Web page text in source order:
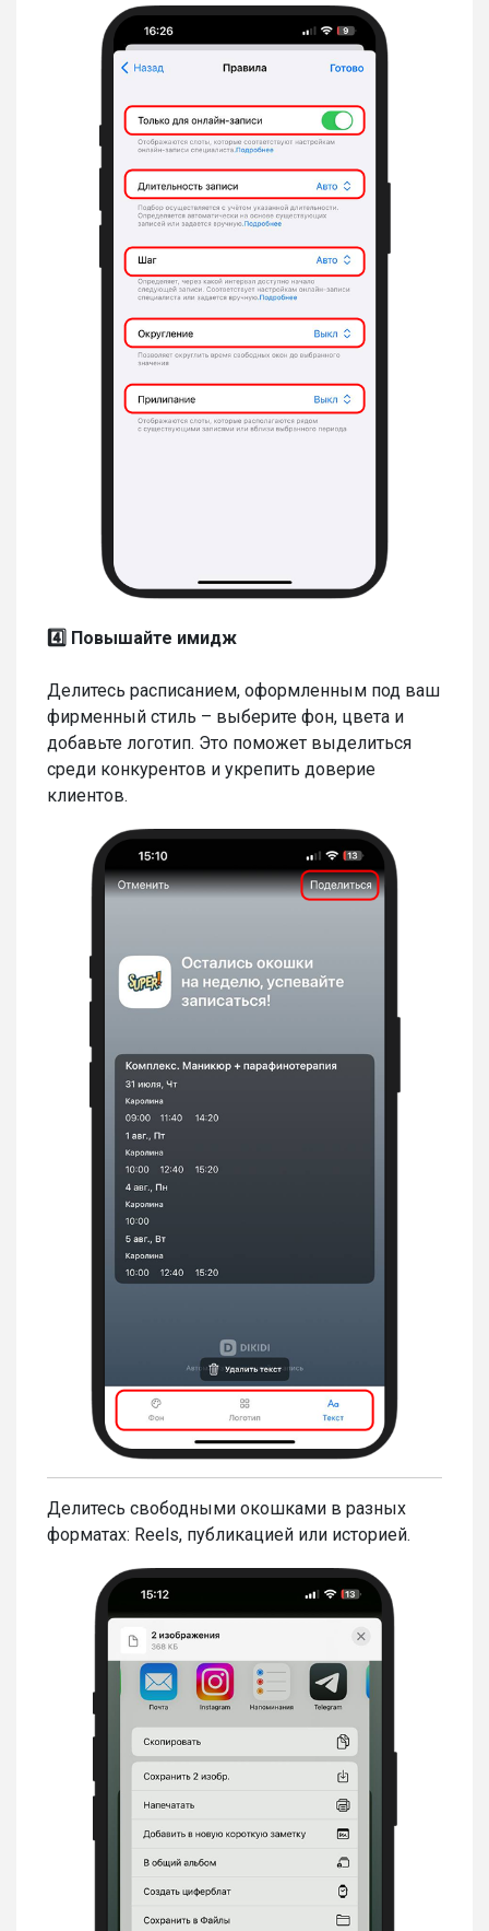
4️⃣ Повышайте имидж
Делитесь расписанием, оформленным под ваш
фирменный стиль – выберите фон, цвета и
добавьте логотип. Это поможет выделиться
среди конкурентов и укрепить доверие
клиентов.
Делитесь свободными окошками в разных
форматах: Reels, публикацией или историей.